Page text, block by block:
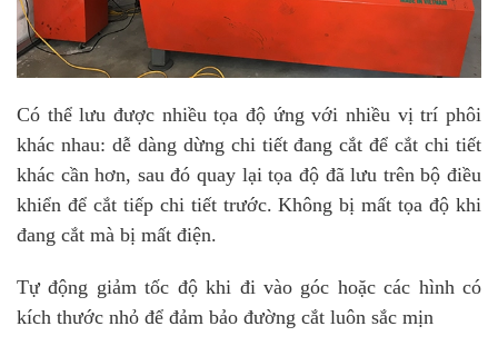
Có thể lưu được nhiều tọa độ ứng với nhiều vị trí phôi
khác nhau: dễ dàng dừng chi tiết đang cắt để cắt chi tiết
khác cần hơn, sau đó quay lại tọa độ đã lưu trên bộ điều
khiển để cắt tiếp chi tiết trước. Không bị mất tọa độ khi
đang cắt mà bị mất điện.
Tự động giảm tốc độ khi đi vào góc hoặc các hình có
kích thước nhỏ để đảm bảo đường cắt luôn sắc mịn